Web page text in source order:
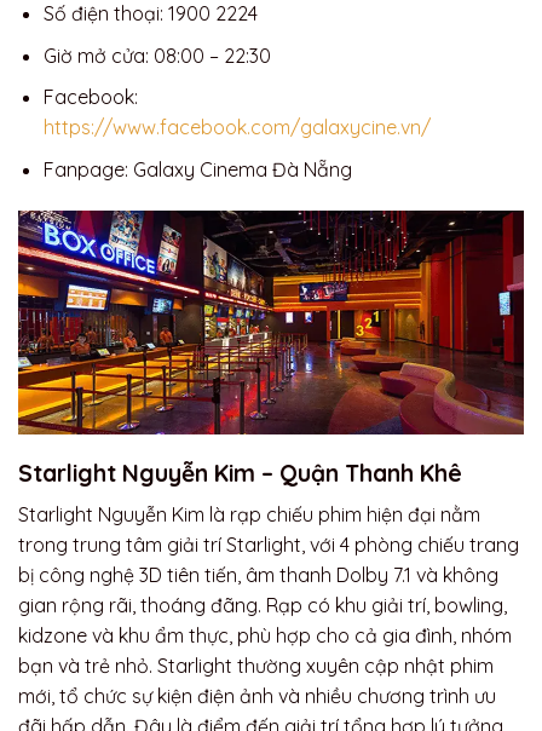
Số điện thoại: 1900 2224
Giờ mở cửa: 08:00 – 22:30
Facebook:
https://www.facebook.com/galaxycine.vn/
Fanpage: Galaxy Cinema Đà Nẵng
Starlight Nguyễn Kim – Quận Thanh Khê
Starlight Nguyễn Kim là rạp chiếu phim hiện đại nằm
trong trung tâm giải trí Starlight, với 4 phòng chiếu trang
bị công nghệ 3D tiên tiến, âm thanh Dolby 7.1 và không
gian rộng rãi, thoáng đãng. Rạp có khu giải trí, bowling,
kidzone và khu ẩm thực, phù hợp cho cả gia đình, nhóm
bạn và trẻ nhỏ. Starlight thường xuyên cập nhật phim
mới, tổ chức sự kiện điện ảnh và nhiều chương trình ưu